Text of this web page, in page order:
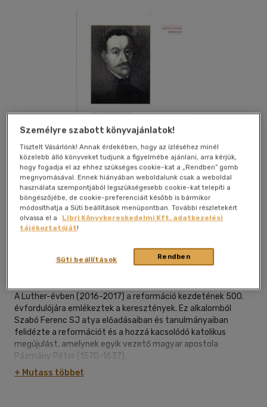
Kívánságlistához adom Megosztom
Szent István Társulat|2018 magyar nyelvű|
A Luther-évben (2016-2017) a reformáció kezdetének 500.
évfordulójára emlékeztek a keresztények. Ez alkalomból
Szabó Ferenc SJ atya előadásaiban és tanulmányaiban
felidézte a reformációt és a hozzá kacsolódó katolikus
megújulást, amelynek egyik vezető magyar apostola
Pázmány Péter (1570-1637).
Pázmány Péter életművének e kötet szerzője monográfiát
szentelt a közelmúltban: A teológus Pázmány (1990),
+ Mutass többet
Személyre szabott könyvajánlatok!
Tisztelt Vásárlónk! Annak érdekében, hogy az ízléséhez minél
közelebb álló könyveket tudjunk a figyelmébe ajánlani, arra kérjük,
hogy fogadja el az ehhez szükséges cookie-kat a „Rendben” gomb
megnyomásával. Ennek hiányában weboldalunk csak a weboldal
használata szempontjából legszükségesebb cookie-kat telepíti a
böngészőjébe, de cookie-preferenciáit később is bármikor
módosíthatja a Süti beállítások menüpontban. További részletekért
olvassa el a
Libri Könyvkereskedelmi Kft. adatkezelési
tájékoztatóját!
Rendben
Süti beállítások